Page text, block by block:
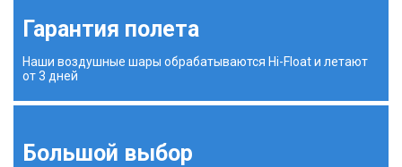
Гарантия полета
Наши воздушные шары обрабатываются Hi-Float и летают
от 3 дней
Большой выбор